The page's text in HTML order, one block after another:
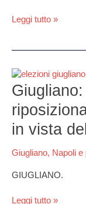
Leggi tutto »
in vista
Giugliano, Napoli
GIUGLIANO.
Giugliano:
cambi
di
casacca,
riposizionamenti
e
prove
intesa
vista
Leggi tutto »